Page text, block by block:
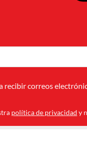
recibir correos
política de privacidad y